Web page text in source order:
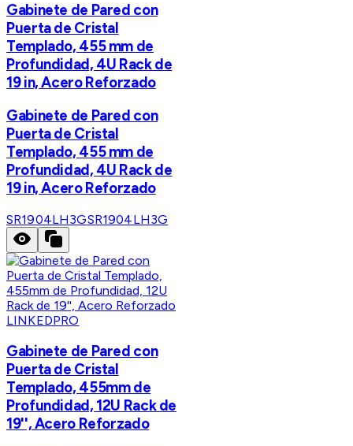
Gabinete de Pared con
Puerta de Cristal
Templado, 455 mm de
Profundidad, 4U Rack de
19 in, Acero Reforzado
Gabinete de Pared con
Puerta de Cristal
Templado, 455 mm de
Profundidad, 4U Rack de
19 in, Acero Reforzado
SR1904LH3GSR1904LH3G
LINKEDPRO
Gabinete de Pared con
Puerta de Cristal
Templado, 455mm de
Profundidad, 12U Rack de
19'', Acero Reforzado